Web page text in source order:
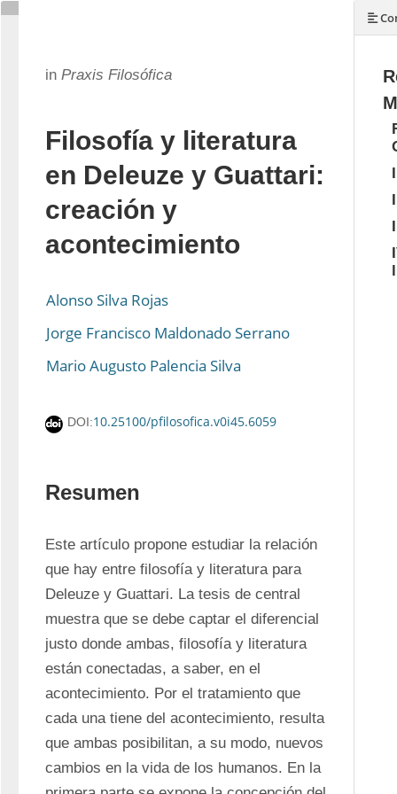
in Praxis Filosófica
Filosofía y literatura
en Deleuze y Guattari:
creación y
acontecimiento
Alonso Silva Rojas
Jorge Francisco Maldonado Serrano
Mario Augusto Palencia Silva
DOI:10.25100/pfilosofica.v0i45.6059
Resumen
Este artículo propone estudiar la relación
que hay entre filosofía y literatura para
Deleuze y Guattari. La tesis de central
muestra que se debe captar el diferencial
justo donde ambas, filosofía y literatura
están conectadas, a saber, en el
acontecimiento. Por el tratamiento que
cada una tiene del acontecimiento, resulta
que ambas posibilitan, a su modo, nuevos
cambios en la vida de los humanos. En la